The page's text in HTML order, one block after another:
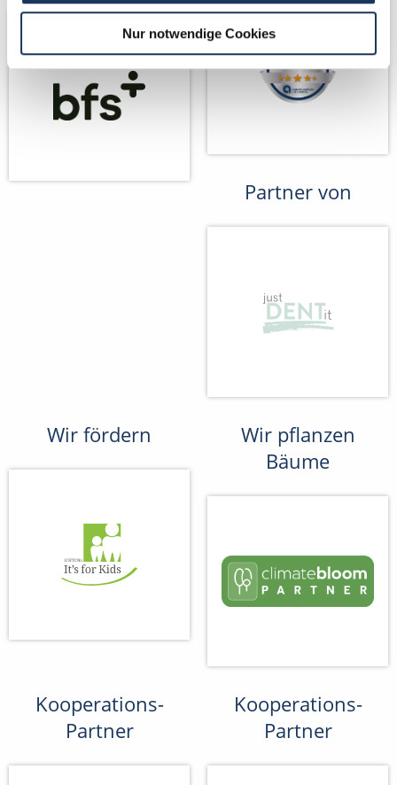
Nur notwendige Cookies
Partner von
Wir fördern
Wir pflanzen
Bäume
Kooperations-
Partner
Kooperations-
Partner